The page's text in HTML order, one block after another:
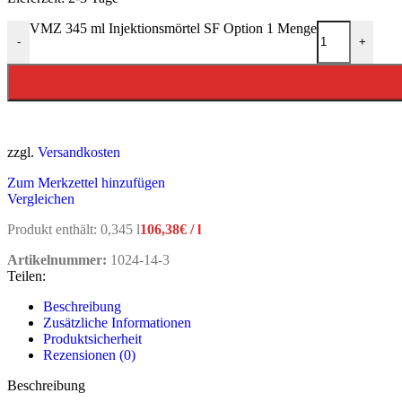
-
VMZ 345 ml Injektionsmörtel SF Option 1 Menge
+
zzgl. Versandkosten
Zum Merkzettel hinzufügen
Vergleichen
Produkt enthält: 0,345 l106,38€ /l
Artikelnummer: 1024-14-3
Teilen:
Beschreibung
Zusätzliche Informationen
Produktsicherheit
Rezensionen (0)
Beschreibung